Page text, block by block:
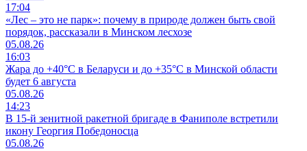
17:04
«Лес – это не парк»: почему в природе должен быть свой
порядок, рассказали в Минском лесхозе
05.08.26
16:03
Жара до +40°С в Беларуси и до +35°С в Минской области
будет 6 августа
05.08.26
14:23
В 15-й зенитной ракетной бригаде в Фаниполе встретили
икону Георгия Победоносца
05.08.26